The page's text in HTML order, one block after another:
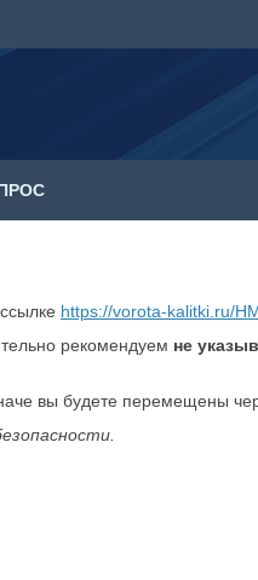
https://vorota-kalitki.ru/
рекомендуем не
вы будете перемещены